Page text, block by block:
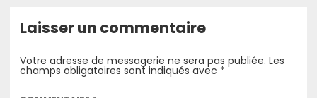
Laisser un commentaire
Votre adresse de messagerie ne sera pas publiée. Les
champs obligatoires sont indiqués avec *